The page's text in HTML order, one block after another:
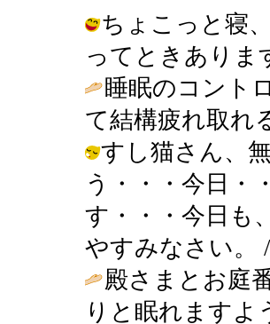
ちょこっと寝
ってときありま
睡眠のコント
て結構疲れ取れ
すし猫さん、
う・・・今日・
す・・・今日も
やすみなさい。
殿さまとお庭
りと眠れます